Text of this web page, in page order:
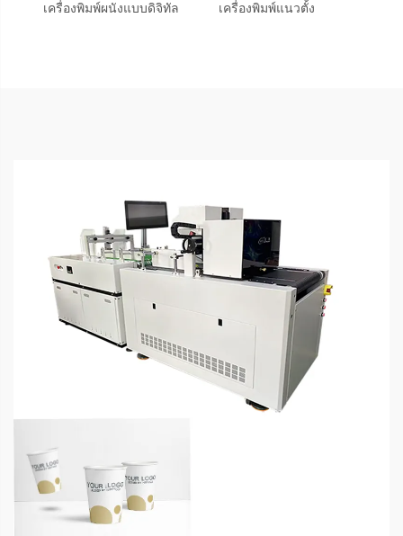
เครื่องพิมพ์ผนังแบบดิจิทัล เครื่องพิมพ์แนวตั้ง